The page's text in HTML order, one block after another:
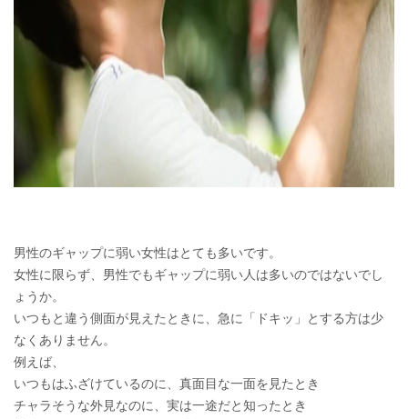
男性のギャップに弱い女性はとても多いです。
女性に限らず、男性でもギャップに弱い人は多いのではないでし
ょうか。
いつもと違う側面が見えたときに、急に「ドキッ」とする方は少
なくありません。
例えば、
いつもはふざけているのに、真面目な一面を見たとき
チャラそうな外見なのに、実は一途だと知ったとき